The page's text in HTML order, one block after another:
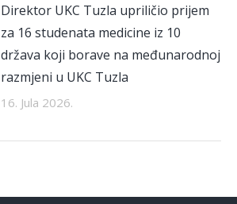
Direktor UKC Tuzla upriličio prijem
za 16 studenata medicine iz 10
država koji borave na međunarodnoj
razmjeni u UKC Tuzla
16. Jula 2026.